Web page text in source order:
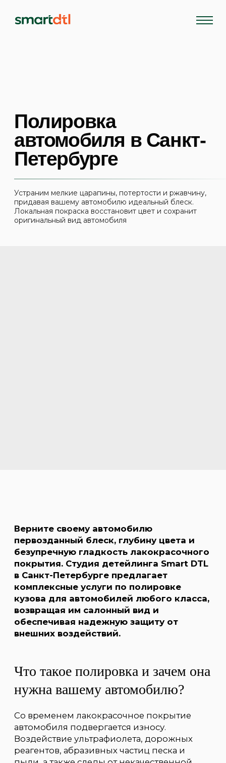
Устраним мелкие царапины, потертости и ржавчину,
придавая вашему автомобилю идеальный блеск.
Локальная покраска восстановит цвет и сохранит
оригинальный вид автомобиля
Петербурге
Воздействие ультрафиолета, дорожных
реагентов, абразивных частиц песка и
пыли, а также следы от некачественной
мойки приводят к появлению
микроцарапин, так называемой
«паутинки», потертостей и помутнению
лака. Автомобиль теряет глубину цвета,
выглядит тусклым и неухоженным.
Профессиональная полировка — это не
просто маскировка дефектов, а
технологичный процесс восстановления
верхнего слоя лака. Она позволяет
устранить до 95% всех видимых
Какие виды полировки мы
предлагаем?
В зависимости от состояния вашего
автомобиля и желаемого результата, мы
подбираем оптимальную программу
полировки.